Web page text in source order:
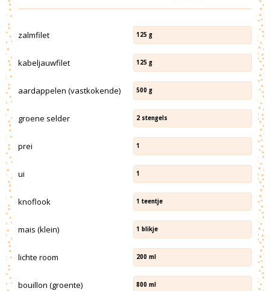
zalmfilet 125 g
kabeljauwfilet 125 g
aardappelen (vastkokende) 500 g
groene selder 2 stengels
prei 1
ui 1
knoflook 1 teentje
mais (klein) 1 blikje
lichte room 200 ml
bouillon (groente) 800 ml